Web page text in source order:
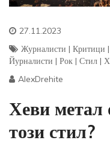
27.11.2023
Журналисти | Критици |
Йурналисти | Рок | Стил |
AlexDrehite
Хеви метал
този стил?